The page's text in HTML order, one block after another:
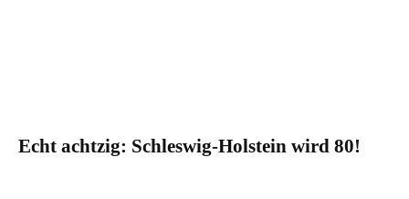
Echt achtzig: Schleswig-Holstein wird 80!